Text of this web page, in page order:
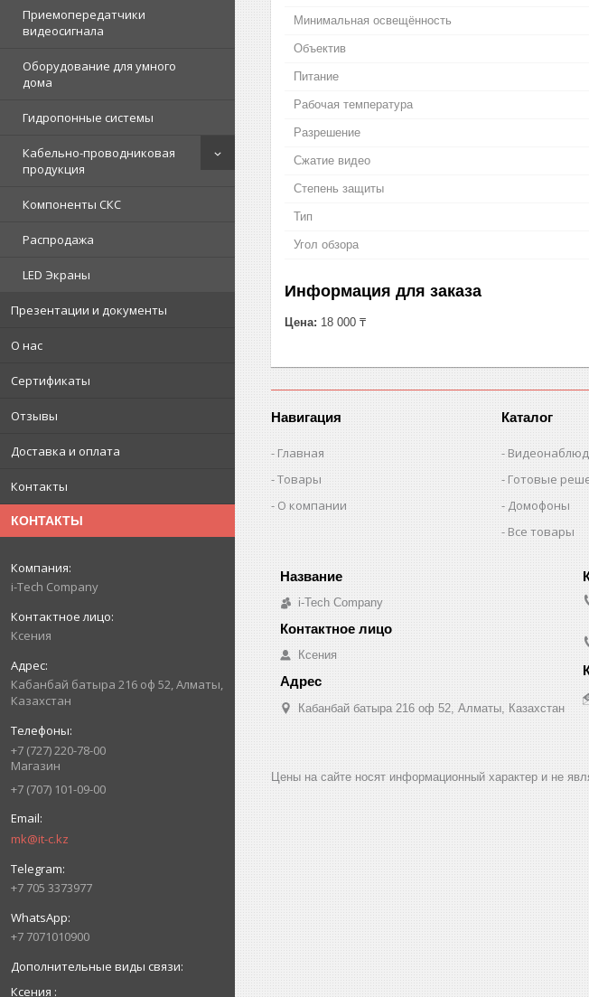
Приемопередатчики
видеосигнала
Оборудование для умного
дома
Гидропонные системы
Кабельно-проводниковая
продукция
Компоненты СКС
Распродажа
LED Экраны
Презентации и документы
О нас
Сертификаты
Отзывы
Доставка и оплата
Контакты
КОНТАКТЫ
i-Tech Company
Ксения
Кабанбай батыра 216 оф 52, Алматы,
Казахстан
+7 (727) 220-78-00
Магазин
+7 (707) 101-09-00
mk@it-c.kz
+7 705 3373977
+7 7071010900
Ксения
Минимальная освещённость
Объектив
Питание
Рабочая температура
Разрешение
Сжатие видео
Степень защиты
Тип
Угол обзора
Информация для заказа
Цена: 18 000 ₸
Навигация
Главная
Товары
О компании
Каталог
Готовые
Домофоны
Все товары
i-Tech Company
Ксения
Кабанбай батыра 216 оф 52, Алматы, Казахстан
Цены на сайте носят информационный характер и не